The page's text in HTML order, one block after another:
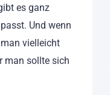
es ganz
Und wenn
vielleicht
man sollte sich